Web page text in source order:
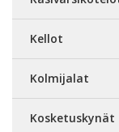
Kellot
Kolmijalat
Kosketuskynät